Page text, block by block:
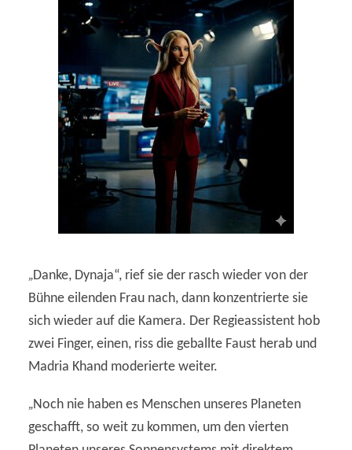
„Danke, Dynaja“, rief sie der rasch wieder von der
Bühne eilenden Frau nach, dann konzentrierte sie
sich wieder auf die Kamera. Der Regieassistent hob
zwei Finger, einen, riss die geballte Faust herab und
Madria Khand moderierte weiter.
„Noch nie haben es Menschen unseres Planeten
geschafft, so weit zu kommen, um den vierten